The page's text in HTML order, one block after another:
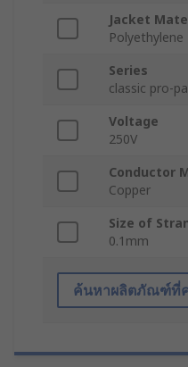
Jacket
Polyethylene
Series
classic pro-
Voltage
250V
Conductor
Copper
Size of
0.1mm
ค้นหาผลิตภัณฑ์ที่